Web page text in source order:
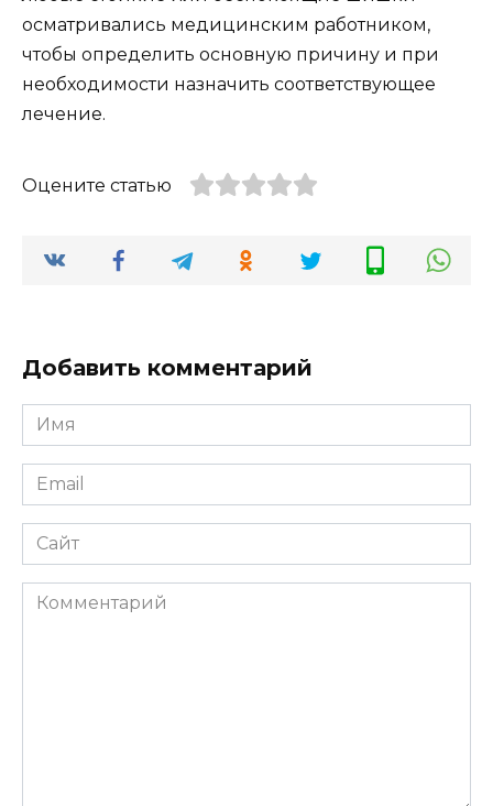
осматривались медицинским работником,
чтобы определить основную причину и при
необходимости назначить соответствующее
лечение.
Оцените статью
Добавить комментарий
Имя
*
Email
*
Сайт
Комментарий